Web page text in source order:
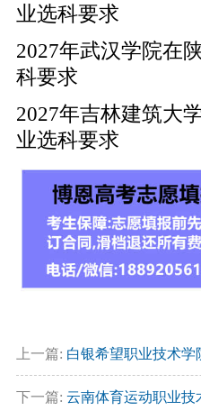
业选科要求
2027年武汉学院在
科要求
2027年吉林建筑大
业选科要求
上一篇: 白银希望职业技术学
下一篇: 云南体育运动职业技